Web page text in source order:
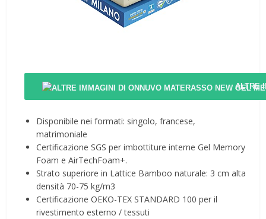
ALTRE
Disponibile nei formati: singolo, francese,
matrimoniale
Certificazione SGS per imbottiture interne Gel Memory
Foam e AirTechFoam+.
Strato superiore in Lattice Bamboo naturale: 3 cm alta
densità 70-75 kg/m3
Certificazione OEKO-TEX STANDARD 100 per il
rivestimento esterno / tessuti